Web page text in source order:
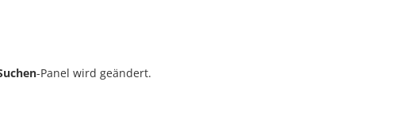
-Panel wird geändert.